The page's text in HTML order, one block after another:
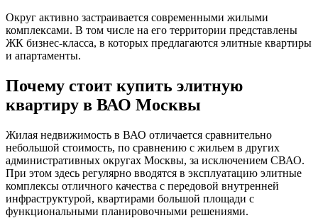
Округ активно застраивается современными жилыми
комплексами. В том числе на его территории представлены
ЖК бизнес-класса, в которых предлагаются элитные квартиры
и апартаменты.
Почему стоит купить элитную
квартиру в ВАО Москвы
Жилая недвижимость в ВАО отличается сравнительно
небольшой стоимость, по сравнению с жильем в других
административных округах Москвы, за исключением СВАО.
При этом здесь регулярно вводятся в эксплуатацию элитные
комплексы отличного качества с передовой внутренней
инфраструктурой, квартирами большой площади с
функциональными планировочными решениями.